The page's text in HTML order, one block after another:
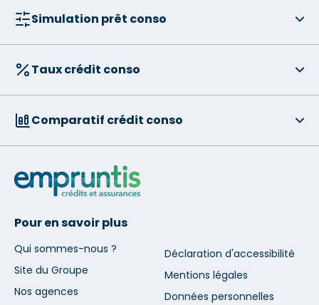
Simulation prêt conso
Taux crédit conso
Comparatif crédit conso
Pour en savoir plus
Qui sommes-nous ?
Site du Groupe
Nos agences
Déclaration d'accessibilité
Mentions légales
Données personnelles